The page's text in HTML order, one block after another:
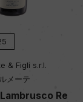
& Figli s.r.l.
メーテ
Re